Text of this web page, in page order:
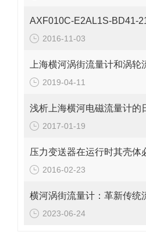
2016-11-03
2019-04-11
浅析上海横河电磁流量计的
2017-01-19
2016-02-23
2023-06-24